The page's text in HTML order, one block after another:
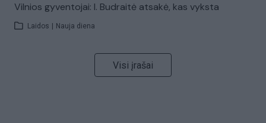
Vilnios gyventojai: I. Budraitė atsakė, kas vyksta
Laidos Nauja diena
Visi įrašai